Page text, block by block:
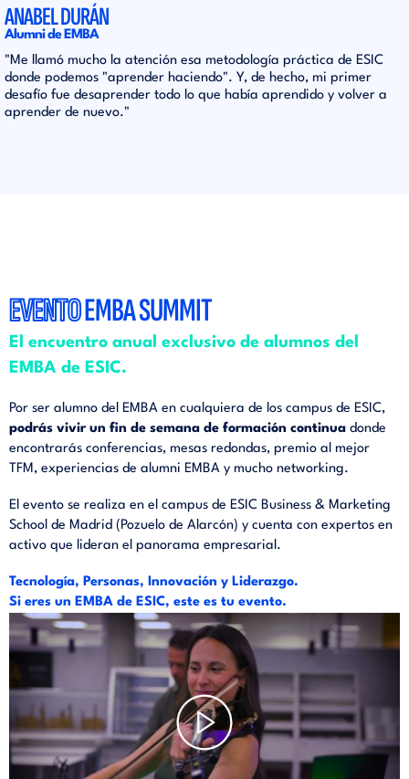
ANABEL DURÁN
Alumni de EMBA
"Me llamó mucho la atención esa metodología práctica de ESIC
donde podemos "aprender haciendo". Y, de hecho, mi primer
desafío fue desaprender todo lo que había aprendido y volver a
aprender de nuevo."
EVENTOEMBA SUMMIT
El encuentro anual exclusivo de alumnos del
EMBA de ESIC.
Por ser alumno del EMBA en cualquiera de los campus de ESIC,
podrás vivir un fin de semana de formación continua donde
encontrarás conferencias, mesas redondas, premio al mejor
TFM, experiencias de alumni EMBA y mucho networking.
El evento se realiza en el campus de ESIC Business & Marketing
School de Madrid (Pozuelo de Alarcón) y cuenta con expertos en
activo que lideran el panorama empresarial.
Tecnología, Personas, Innovación y Liderazgo.
Si eres un EMBA de ESIC, este es tu evento.